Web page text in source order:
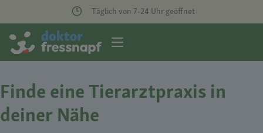
Täglich von 7-24 Uhr geöffnet
Finde eine Tierarztpraxis in
deiner Nähe